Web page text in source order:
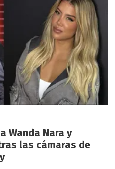
Wanda Nara y
las cámaras de